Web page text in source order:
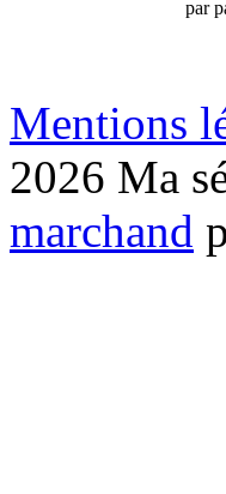
par
Mentions
2026 Ma
marchand